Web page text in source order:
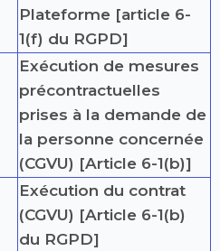
Plateforme [article 6-
1(f) du RGPD]
Exécution de mesures
précontractuelles
prises à la demande de
la personne concernée
(CGVU) [Article 6-1(b)]
Exécution du contrat
(CGVU) [Article 6-1(b)
du RGPD]